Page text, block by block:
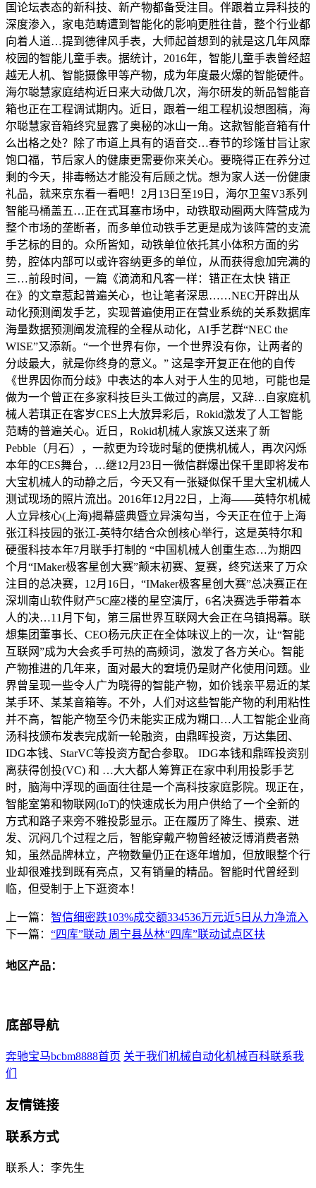
国论坛表态的新科技、新产物都备受注目。伴跟着立异科技的
深度渗入，家电范畴遭到智能化的影响更胜往昔，整个行业都
向着人道…提到德律风手表，大师起首想到的就是这几年风靡
校园的智能儿童手表。据统计，2016年，智能儿童手表曾经超
越无人机、智能摄像甲等产物，成为年度最火爆的智能硬件。
海尔聪慧家庭结构近日来大动做几次，海尔研发的新品智能音
箱也正在工程调试期内。近日，跟着一组工程机设想图稿，海
尔聪慧家音箱终究显露了奥秘的冰山一角。这款智能音箱有什
么出格之处？除了市道上具有的语音交…春节的珍馐甘旨让家
饱口福，节后家人的健康更需要你来关心。要晓得正在养分过
剩的今天，排毒畅达才能没有后顾之忧。想为家人送一份健康
礼品，就来京东看一看吧！2月13日至19日，海尔卫玺V3系列
智能马桶盖五…正在式耳塞市场中，动铁取动圈两大阵营成为
整个市场的垄断者，而多单位动铁手艺更是成为该阵营的支流
手艺标的目的。众所皆知，动铁单位依托其小体积方面的劣
势，腔体内部可以或许容纳更多的单位，从而获得愈加完满的
三…前段时间，一篇《滴滴和凡客一样：错正在太快 错正
在》的文章惹起普遍关心，也让笔者深思……NEC开辟出从
动化预测阐发手艺，实现普遍使用正在营业系统的关系数据库
海量数据预测阐发流程的全程从动化，AI手艺群“NEC the
WISE”又添新。“一个世界有你，一个世界没有你，让两者的
分歧最大，就是你终身的意义。” 这是李开复正在他的自传
《世界因你而分歧》中表达的本人对于人生的见地，可能也是
做为一个曾正在多家科技巨头工做过的高层，又辞…自家庭机
械人若琪正在客岁CES上大放异彩后，Rokid激发了人工智能
范畴的普遍关心。近日，Rokid机械人家族又送来了新
Pebble（月石），一款更为玲珑时髦的便携机械人，再次闪烁
本年的CES舞台，…继12月23日一微信群爆出保千里即将发布
大宝机械人的动静之后，今天又有一张疑似保千里大宝机械人
测试现场的照片流出。2016年12月22日，上海——英特尔机械
人立异核心(上海)揭幕盛典暨立异演勾当，今天正在位于上海
张江科技园的张江-英特尔结合众创核心举行，这是英特尔和
硬蛋科技本年7月联手打制的 “中国机械人创重生态…为期四
个月“IMaker极客星创大赛”颠末初赛、复赛，终究送来了万众
注目的总决赛，12月16日，“IMaker极客星创大赛”总决赛正在
深圳南山软件财产5C座2楼的星空演厅，6名决赛选手带着本
人的决…11月下旬，第三届世界互联网大会正在乌镇揭幕。联
想集团董事长、CEO杨元庆正在全体味议上的一次，让“智能
互联网”成为大会炙手可热的高频词，激发了各方关心。智能
产物推进的几年来，面对最大的窘境仍是财产化使用问题。业
界曾呈现一些令人广为晓得的智能产物，如价钱亲平易近的某
某手环、某某音箱等。不外，人们对这些智能产物的利用粘性
并不高，智能产物至今仍未能实正成为糊口…人工智能企业商
汤科技颁布发表完成新一轮融资，由鼎晖投资，万达集团、
IDG本钱、StarVC等投资方配合参取。 IDG本钱和鼎晖投资别
离获得创投(VC) 和 …大大都人筹算正在家中利用投影手艺
时，脑海中浮现的画面往往是一个高科技家庭影院。现正在，
智能室第和物联网(IoT)的快速成长为用户供给了一个全新的
方式和路子来旁不雅投影显示。正在履历了降生、摸索、迸
发、沉闷几个过程之后，智能穿戴产物曾经被泛博消费者熟
知，虽然品牌林立，产物数量仍正在逐年增加，但放眼整个行
业却很难找到既有亮点，又有销量的精品。智能时代曾经到
临，但受制于上下逛资本！
上一篇： 智信细密跌103%成交额334536万元近5日从力净流入
下一篇： “四库”联动 周宁县丛林“四库”联动试点区扶
地区产品：
底部导航
奔驰宝马bcbm8888首页 关于我们 机械自动化机械百科联系我
们
友情链接
联系方式
联系人：李先生